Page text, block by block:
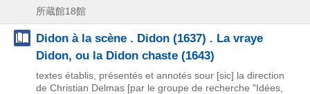
所蔵館18館
Didon à la scène . Didon (1637) . La vraye
Didon, ou la Didon chaste (1643)
textes établis, présentés et annotés sour [sic] la direction
de Christian Delmas [par le groupe de recherche "Idées,